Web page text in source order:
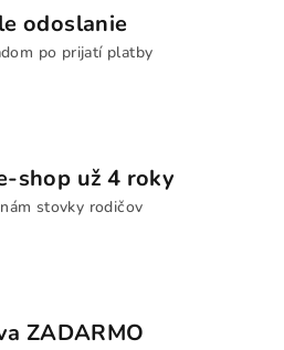
odoslanie
po prijatí platby
shop už 4 roky
stovky rodičov
ZADARMO